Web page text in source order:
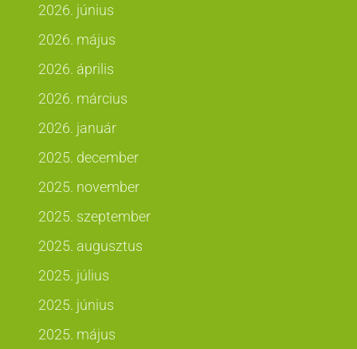
2026. június
2026. május
2026. április
2026. március
2026. január
2025. december
2025. november
2025. szeptember
2025. augusztus
2025. július
2025. június
2025. május